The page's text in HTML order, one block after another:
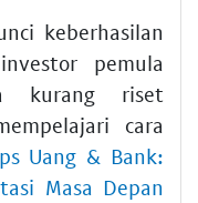
keberhasilan
pemula
kurang riset
cara
Uang & Bank:
Masa Depan